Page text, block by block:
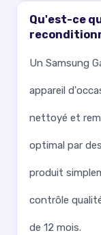
Qu'est-ce
Un Samsung
appareil
nettoyé et
optimal par
produit
contrôle
de 12 mois.